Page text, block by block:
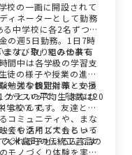
校の一画に開設されて
ィネーターとして勤務
中学校に各2名ずつ配
の週5日勤務。1日7時
なびや」での仕事で
す。取り組みの共有
間中は各学級の学習支
徒の様子や授業の進捗
ーズな個別指導・支援
ラスの平均生徒数は20
学校です。
勉強や検定対策といっ
かといって、「まなび
ないんです。友達と遊
コミュニティや、まな
ても活用してもらって
くれる子もいるんです
会やクイズ大会といっ
米島町の伝統工芸品の
モノづくり体験を実施